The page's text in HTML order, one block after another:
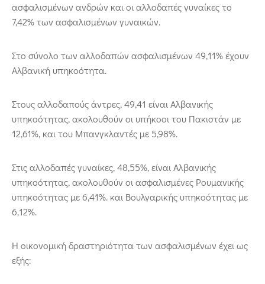
ασφαλισμένων ανδρών και οι αλλοδαπές γυναίκες το
7,42% των ασφαλισμένων γυναικών.
Στο σύνολο των αλλοδαπών ασφαλισμένων 49,11% έχουν
Αλβανική υπηκοότητα.
Στους αλλοδαπούς άντρες, 49,41 είναι Αλβανικής
υπηκοότητας, ακολουθούν οι υπήκοοι του Πακιστάν με
12,61%, και του Μπανγκλαντές με 5,98%.
Στις αλλοδαπές γυναίκες, 48,55%, είναι Αλβανικής
υπηκοότητας, ακολουθούν οι ασφαλισμένες Ρουμανικής
υπηκοότητας με 6,41%. και Βουλγαρικής υπηκοότητας με
6,12%.
Η οικονομική δραστηριότητα των ασφαλισμένων έχει ως
εξής: